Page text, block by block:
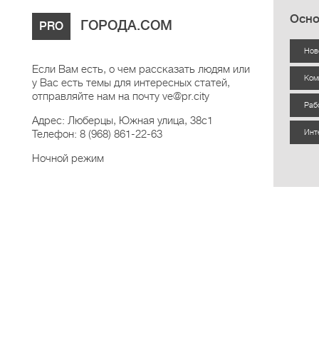
PRO ГОРОДА.COM
Если Вам есть, о чем рассказать людям или
у Вас есть темы для интересных статей,
отправляйте нам на почту ve@pr.city
Адрес: Люберцы, Южная улица, 38с1
Телефон: 8 (968) 861-22-63
Ночной режим